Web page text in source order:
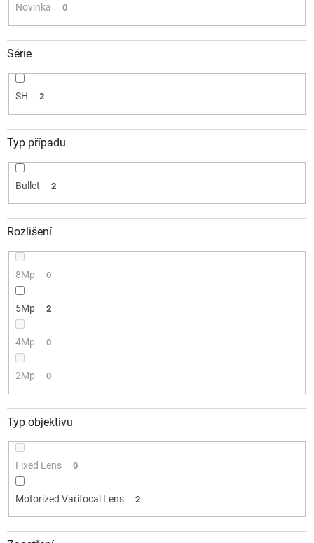
t
ů
Novinka 0
Série
SH 2
Typ případu
Bullet 2
Rozlišení
8Mp 0
5Mp 2
4Mp 0
2Mp 0
Typ objektivu
Fixed Lens 0
Motorized Varifocal Lens 2